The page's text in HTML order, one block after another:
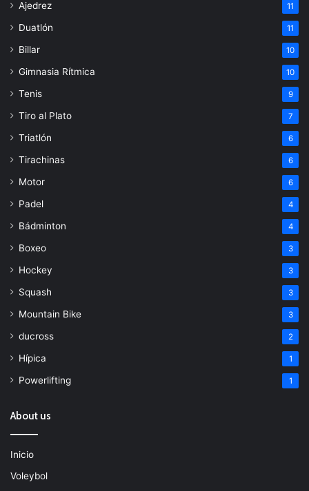
Ajedrez 11
Duatlón 11
Billar 10
Gimnasia Rítmica 10
Tenis 9
Tiro al Plato 7
Triatlón 6
Tirachinas 6
Motor 6
Padel 4
Bádminton 4
Boxeo 3
Hockey 3
Squash 3
Mountain Bike 3
ducross 2
Hípica 1
Powerlifting 1
About us
Inicio
Voleybol